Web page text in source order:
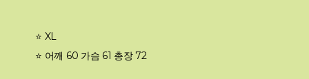
⭐️ XL
⭐️ 어깨 60 가슴 61 총장 72